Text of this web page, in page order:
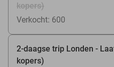
kopers)
Verkocht: 600
2-daagse trip Londen -
kopers)